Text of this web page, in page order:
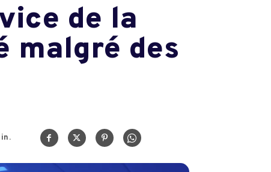
de la
malgré des